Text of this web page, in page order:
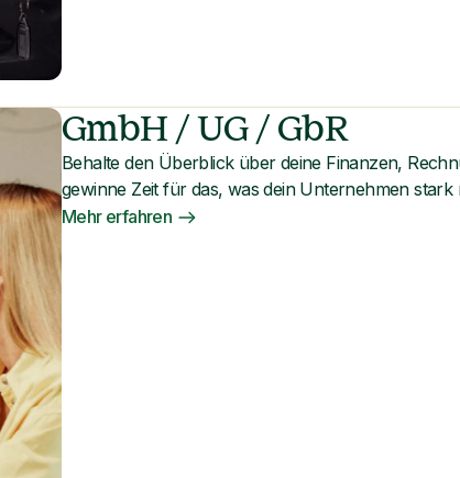
GmbH / UG / GbR
Behalte den Überblick über deine Finanzen,
gewinne Zeit für das, was dein Unternehmen stark
Mehr erfahren